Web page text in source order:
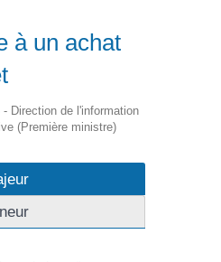
à un achat
Direction de l'information
(Première ministre)